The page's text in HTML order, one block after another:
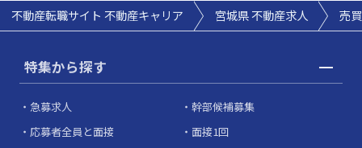
不動産転職サイト 不動産キャリア 宮城県不動産求人 売
特集から探す
急募求人
幹部候補募集
応募者全員と面接
面接1回